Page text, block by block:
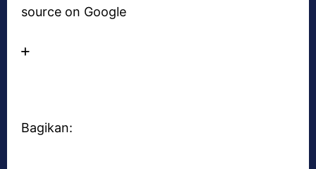
source on Google
Bagikan: